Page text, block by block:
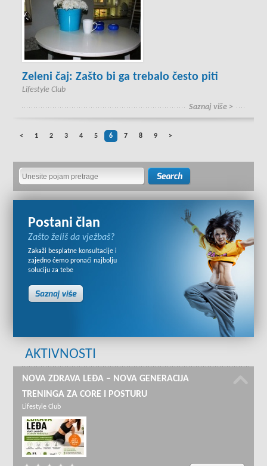
Zeleni čaj: Zašto bi ga trebalo često piti
Lifestyle Club
Saznaj više >
< 1 2 3 4 5 6 7 8 9 >
Postani član
Zašto želiš da vježbaš?
Zakaži besplatne konsultacije i
zajedno ćemo pronaći najbolju
soluciju za tebe
AKTIVNOSTI
NOVA ZDRAVA LEĐA – NOVA GENERACIJA
TRENINGA ZA CORE I POSTURU
Lifestyle Club